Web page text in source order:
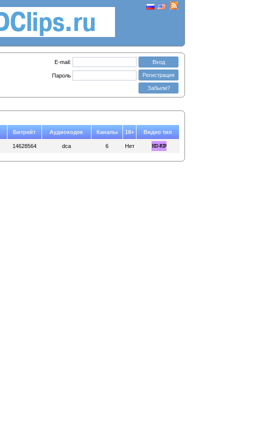
E-mail: Вход
Пароль Регистрация
Забыли?
Битрейт Аудиокодек Каналы 18+ Видео тип
14628564 dca 6 Нет